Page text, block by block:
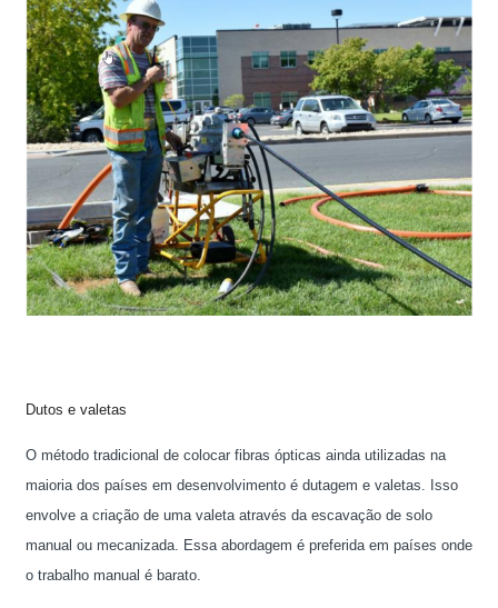
Dutos e valetas
O método tradicional de colocar fibras ópticas ainda utilizadas na
maioria dos países em desenvolvimento é dutagem e valetas. Isso
envolve a criação de uma valeta através da escavação de solo
manual ou mecanizada. Essa abordagem é preferida em países onde
o trabalho manual é barato.